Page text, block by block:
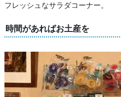
フレッシュなサラダコーナー。
時間があればお土産を